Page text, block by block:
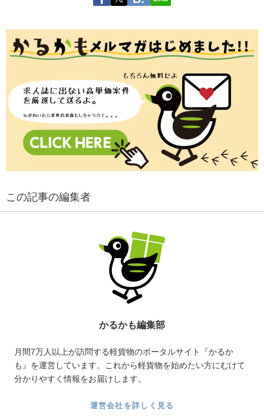
この記事の編集者
かるかも編集部
月間7万人以上が訪問する軽貨物のポータルサイト『かるか
も』を運営しています。これから軽貨物を始めたい方にむけて
分かりやすく情報をお届けします。
運営会社を詳しく見る